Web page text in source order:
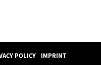
POLICY IMPRINT